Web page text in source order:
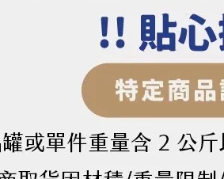
巴羅尼亞 007義大利麵（500g）